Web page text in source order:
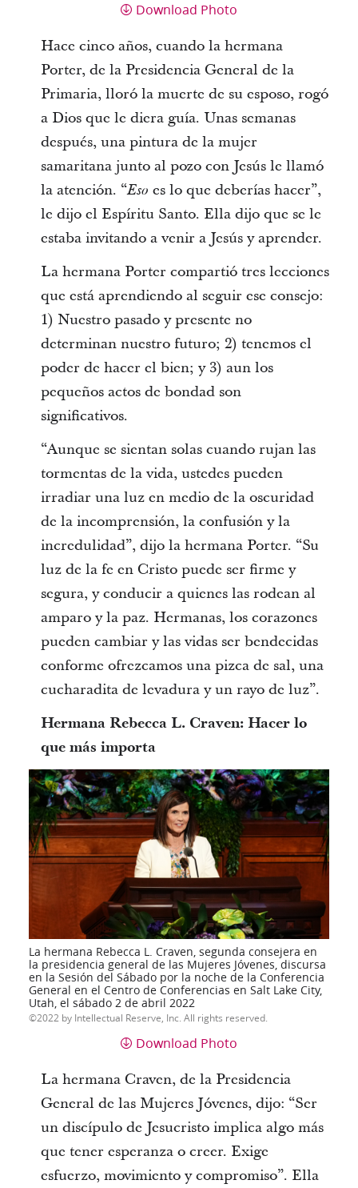
Download Photo
Hace cinco años, cuando la hermana
Porter, de la Presidencia General de la
Primaria, lloró la muerte de su esposo, rogó
a Dios que le diera guía. Unas semanas
después, una pintura de la mujer
samaritana junto al pozo con Jesús le llamó
la atención. “Eso es lo que deberías hacer”,
le dijo el Espíritu Santo. Ella dijo que se le
estaba invitando a venir a Jesús y aprender.
La hermana Porter compartió tres lecciones
que está aprendiendo al seguir ese consejo:
1) Nuestro pasado y presente no
determinan nuestro futuro; 2) tenemos el
poder de hacer el bien; y 3) aun los
pequeños actos de bondad son
significativos.
“Aunque se sientan solas cuando rujan las
tormentas de la vida, ustedes pueden
irradiar una luz en medio de la oscuridad
de la incomprensión, la confusión y la
incredulidad”, dijo la hermana Porter. “Su
luz de la fe en Cristo puede ser firme y
segura, y conducir a quienes las rodean al
amparo y la paz. Hermanas, los corazones
pueden cambiar y las vidas ser bendecidas
conforme ofrezcamos una pizca de sal, una
cucharadita de levadura y un rayo de luz”.
Hermana Rebecca L. Craven: Hacer lo
que más importa
La hermana Rebecca L. Craven, segunda consejera en
la presidencia general de las Mujeres Jóvenes, discursa
en la Sesión del Sábado por la noche de la Conferencia
General en el Centro de Conferencias en Salt Lake City,
Utah, el sábado 2 de abril 2022
2022 by Intellectual Reserve, Inc. All rights reserved.
Download Photo
La hermana Craven, de la Presidencia
General de las Mujeres Jóvenes, dijo: “Ser
un discípulo de Jesucristo implica algo más
que tener esperanza o creer. Exige
esfuerzo, movimiento y compromiso”. Ella